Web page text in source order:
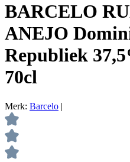
BARCELO
ANEJO
Republiek
70cl
Merk: Barcelo |